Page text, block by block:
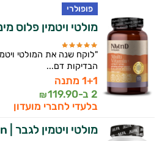
פופולרי
מולטי ויטמין פלוס
"לוקח שנה את המולטי
הבדיקות דם...
1+1 מתנה
2 ב-
119.90
₪
בלעדי לחברי מועדון
מולטי ויטמין לגבר | ALFA | Multi Vitamin